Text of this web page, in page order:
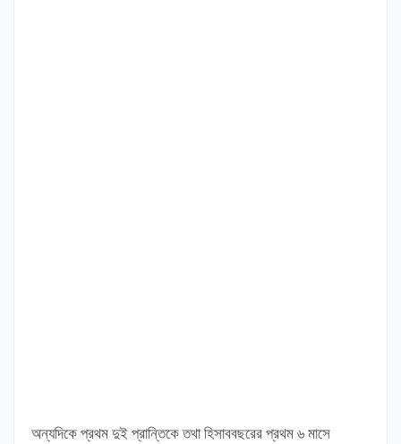
অন্যদিকে প্রথম দুই প্রান্তিকে তথা হিসাববছরের প্রথম ৬ মাসে